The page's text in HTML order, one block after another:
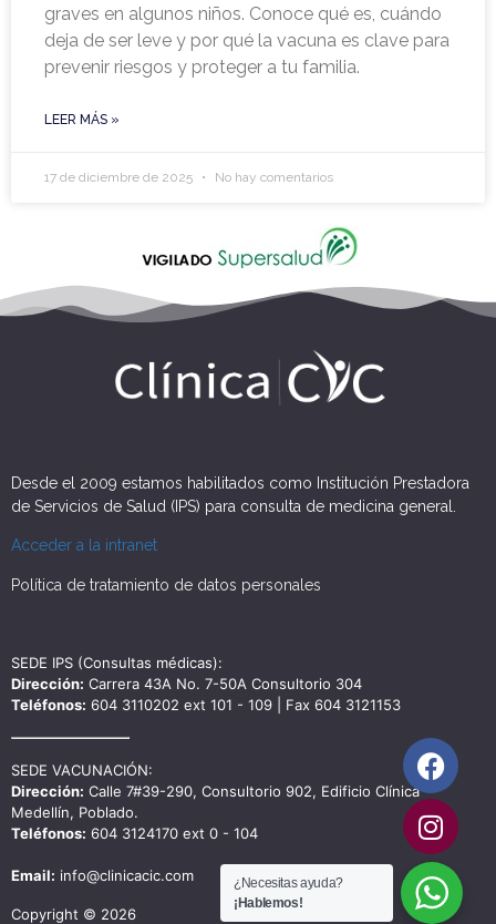
graves en algunos niños. Conoce qué es, cuándo
deja de ser leve y por qué la vacuna es clave para
prevenir riesgos y proteger a tu familia.
LEER MÁS »
17 de diciembre de 2025 No hay comentarios
Desde el 2009 estamos habilitados como Institución Prestadora
de Servicios de Salud (IPS) para consulta de medicina general.
Acceder a la intranet
Política de tratamiento de datos personales
SEDE IPS (Consultas médicas):
Dirección: Carrera 43A No. 7-50A Consultorio 304
Teléfonos: 604 3110202 ext 101 - 109 | Fax 604 3121153
SEDE VACUNACIÓN:
Dirección: Calle 7#39-290, Consultorio 902, Edificio Clínica
Medellín, Poblado.
Teléfonos: 604 3124170 ext 0 - 104
Email: info@clinicacic.com
Copyright © 2026
¿Necesitas ayuda?
¡Hablemos!